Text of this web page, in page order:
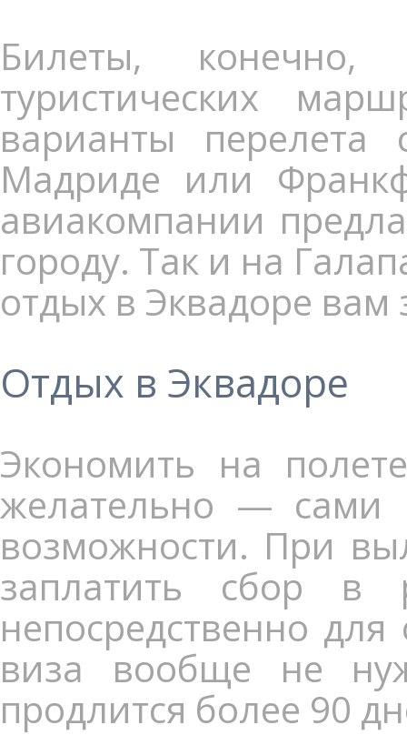
Билеты,
туристических
варианты
Мадриде или
авиакомпании
городу. Так и на
отдых в Эквадоре вам
Отдых в Эквадоре
Экономить на
желательно — сами
возможности. При
заплатить сбор
непосредственно
виза вообще не
продлится более 90